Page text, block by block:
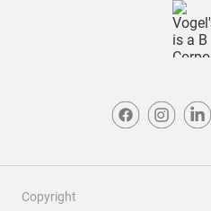
Copyright